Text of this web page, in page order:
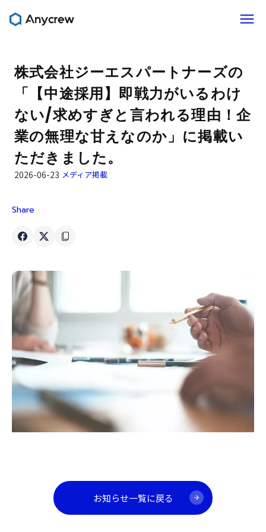
株式会社ジーエスパートナーズの
「【中途採用】即戦力がいるわけ
ない/求めすぎと言われる理由！企
業の無理な甘えなのか」に掲載い
ただきました。
2026-06-23 メディア掲載
Share
お知らせ一覧に戻る